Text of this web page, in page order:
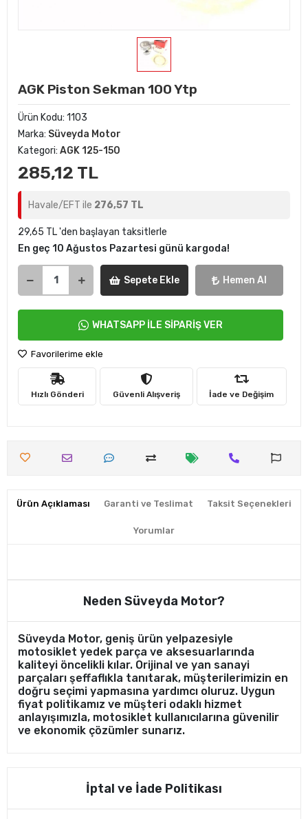
AGK Piston Sekman 100 Ytp
Ürün Kodu: 1103
Marka: Süveyda Motor
Kategori: AGK 125-150
285,12 TL
Havale/EFT ile 276,57 TL
29,65 TL 'den başlayan taksitlerle
En geç 10 Ağustos Pazartesi günü kargoda!
Sepete Ekle Hemen Al
WHATSAPP İLE SİPARİŞ VER
Favorilerime ekle
Hızlı Gönderi Güvenli Alışveriş İade ve Değişim
Ürün Açıklaması Garanti ve Teslimat Taksit Seçenekleri
Yorumlar
Neden Süveyda Motor?
Süveyda Motor, geniş ürün yelpazesiyle
motosiklet yedek parça ve aksesuarlarında
kaliteyi öncelikli kılar. Orijinal ve yan sanayi
parçaları şeffaflıkla tanıtarak, müşterilerimizin en
doğru seçimi yapmasına yardımcı oluruz. Uygun
fiyat politikamız ve müşteri odaklı hizmet
anlayışımızla, motosiklet kullanıcılarına güvenilir
ve ekonomik çözümler sunarız.
İptal ve İade Politikası